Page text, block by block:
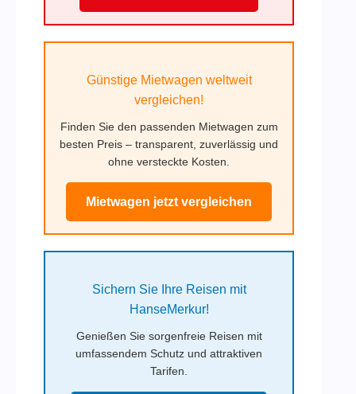
Günstige Mietwagen weltweit
vergleichen!
Finden Sie den passenden Mietwagen zum
besten Preis – transparent, zuverlässig und
ohne versteckte Kosten.
Mietwagen jetzt vergleichen
Sichern Sie Ihre Reisen mit
HanseMerkur!
Genießen Sie sorgenfreie Reisen mit
umfassendem Schutz und attraktiven
Tarifen.